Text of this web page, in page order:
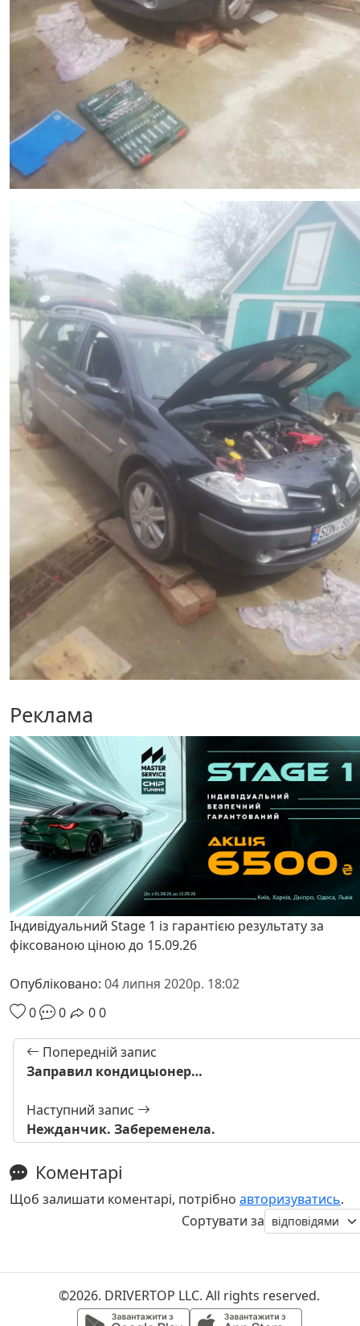
Реклама
Індивідуальний Stage 1 із гарантією результату за
фіксованою ціною до 15.09.26
Опубліковано: 04 липня 2020р. 18:02
0
0 00
Попередній запис
Заправил кондицыонер…
Наступний запис
Нежданчик. Забеременела.
Коментарі
Щоб залишати коментарі, потрібно авторизуватись.
Сортувати за
©2026. DRIVERTOP LLC. All rights reserved.